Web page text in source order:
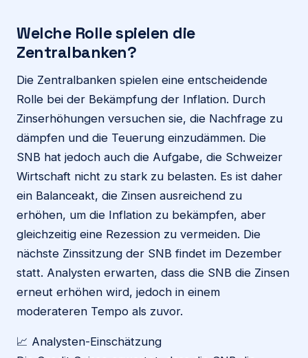
Welche Rolle spielen die
Zentralbanken?
Die Zentralbanken spielen eine entscheidende
Rolle bei der Bekämpfung der Inflation. Durch
Zinserhöhungen versuchen sie, die Nachfrage zu
dämpfen und die Teuerung einzudämmen. Die
SNB hat jedoch auch die Aufgabe, die Schweizer
Wirtschaft nicht zu stark zu belasten. Es ist daher
ein Balanceakt, die Zinsen ausreichend zu
erhöhen, um die Inflation zu bekämpfen, aber
gleichzeitig eine Rezession zu vermeiden. Die
nächste Zinssitzung der SNB findet im Dezember
statt. Analysten erwarten, dass die SNB die Zinsen
erneut erhöhen wird, jedoch in einem
moderateren Tempo als zuvor.
📈 Analysten-Einschätzung